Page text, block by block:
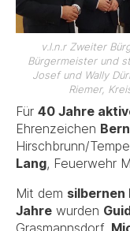
v.l.n.r Zweiter
Bürgermeister und
Josef und Wally
Riemer,
Für 40 Jahre
Ehrenzeichen
Hirschbrunn/
Lang, Feuerwehr
Mit dem silbernen
Jahre wurden
Grasmannsdorf,